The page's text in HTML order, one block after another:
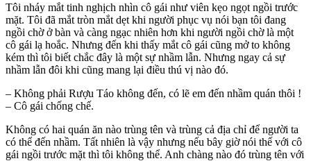
Tôi nháy mắt tinh nghịch nhìn cô gái như viên kẹo ngọt ngồi trước
mặt. Tôi đã mắt tròn mắt dẹt khi người phục vụ nói bạn tôi đang
ngồi chờ ở bàn và càng ngạc nhiên hơn khi người ngồi chờ là một
cô gái lạ hoắc. Nhưng đến khi thấy mắt cô gái cũng mở to không
kém thì tôi biết chắc đây là một sự nhầm lẫn. Nhưng ngay cả sự
nhầm lẫn đôi khi cũng mang lại điều thú vị nào đó.
– Không phải Rượu Táo không đến, có lẽ em đến nhầm quán thôi !
– Cô gái chống chế.
Không có hai quán ăn nào trùng tên và trùng cả địa chỉ để người ta
có thể đến nhầm. Tất nhiên là vậy nhưng nếu bây giờ nói thế với cô
gái ngồi trước mặt thì tôi không thể. Anh chàng nào đó trùng tên với